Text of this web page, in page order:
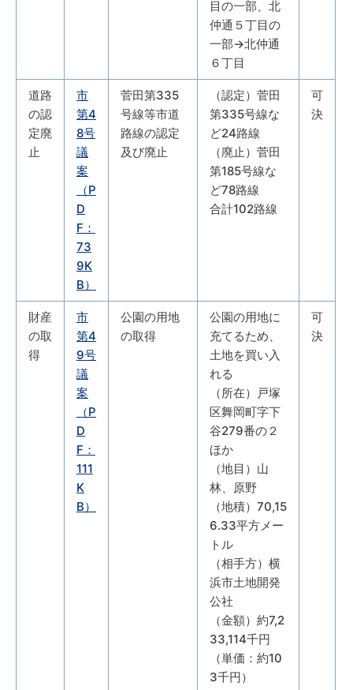
目の一部、北
仲通５丁目の
一部→北仲通
６丁目
道路
の認
定廃
止
市
第4
8号
議
案
（P
D
F：
73
9K
B）
菅田第335
号線等市道
路線の認定
及び廃止
（認定）菅田
第335号線な
ど24路線
（廃止）菅田
第185号線な
ど78路線
合計102路線
可
決
財産
の取
得
市
第4
9号
議
案
（P
D
F：
111
K
B）
公園の用地
の取得
公園の用地に
充てるため、
土地を買い入
れる
（所在）戸塚
区舞岡町字下
谷279番の２
ほか
（地目）山
林、原野
（地積）70,15
6.33平方メー
トル
（相手方）横
浜市土地開発
公社
（金額）約7,2
33,114千円
（単価：約10
3千円）
可
決